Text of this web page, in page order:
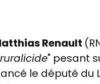
Renault
ruralicide" pesant
le député du